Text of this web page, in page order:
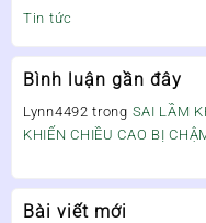
Tin tức
Bình luận gần đây
Lynn4492 trong SAI LẦM
KHIẾN CHIỀU CAO BỊ
Bài viết mới